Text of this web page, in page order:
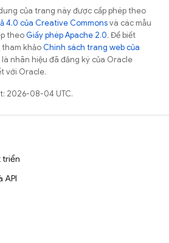
của trang này được cấp phép theo
4.0 của Creative Commonsvà các mẫu
theoGiấy phép Apache 2.0. Để biết
khảoChính sách trang web của
là nhãn hiệu đã đăng ký của Oracle
với Oracle.
2026-08-04 UTC.
triển
API